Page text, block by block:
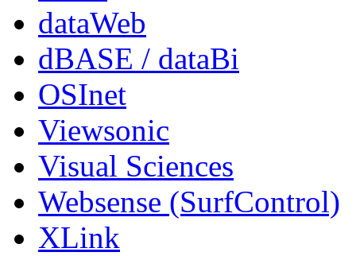
dataWeb
dBASE / dataBi
OSInet
Viewsonic
Visual Sciences
Websense (SurfControl)
XLink